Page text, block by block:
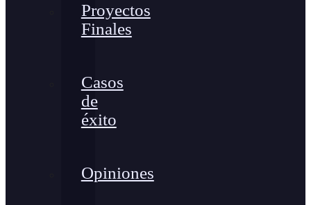
Proyectos
Finales
Casos
de
éxito
Opiniones